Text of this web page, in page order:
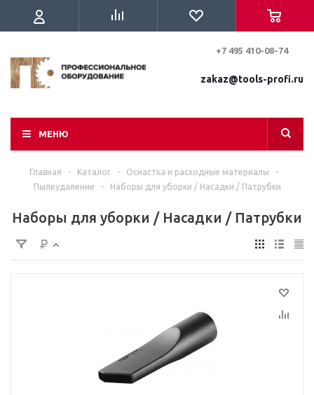
+7 495 410-08-74
zakaz@tools-profi.ru
МЕНЮ
Главная - Каталог - Оснастка и расходные материалы
-
Пылеудаление
- Наборы для уборки / Насадки / Патрубки
Наборы для уборки / Насадки / Патрубки